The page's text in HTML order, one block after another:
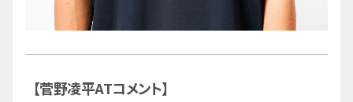
【菅野凌平ATコメント】